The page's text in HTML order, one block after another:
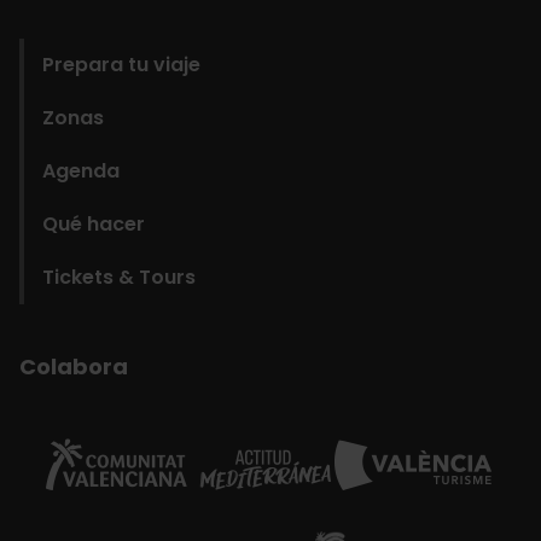
Prepara tu viaje
Zonas
Agenda
Qué hacer
Tickets & Tours
Colabora